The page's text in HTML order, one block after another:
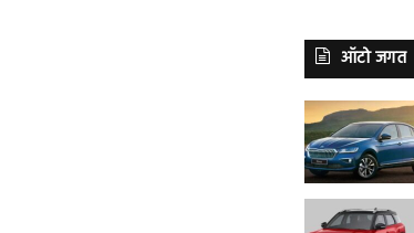
ऑटो जगत